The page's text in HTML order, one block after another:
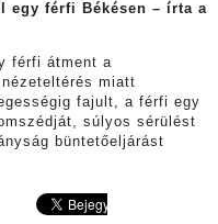
egy férfi Békésen – írta a
férfi átment a
miatt
fajult, a férfi egy
súlyos sérülést
büntetőeljárást